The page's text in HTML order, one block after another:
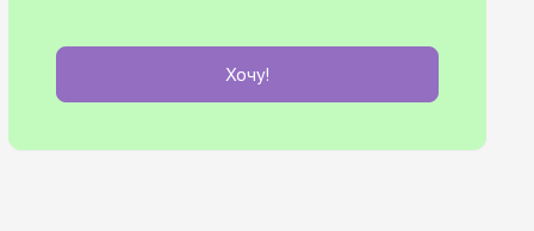
Хочу!